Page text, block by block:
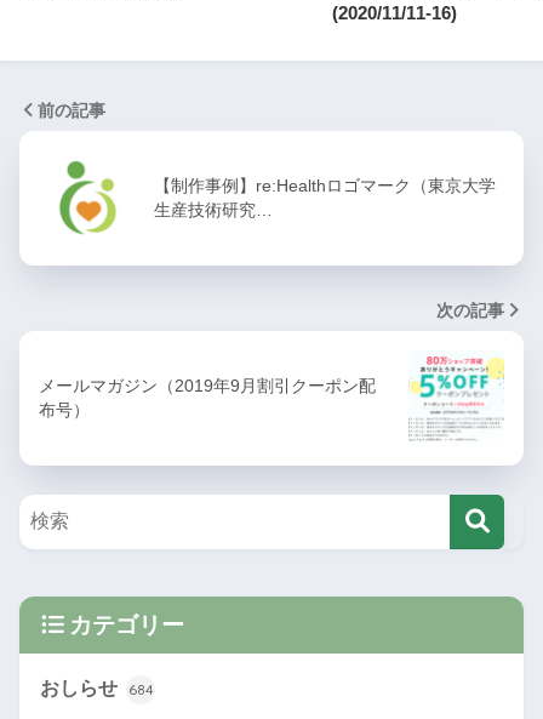
(2020/11/11-16)
前の記事
【制作事例】re:Healthロゴマーク（東京大学
生産技術研究…
次の記事
メールマガジン（2019年9月割引クーポン配
布号）
カテゴリー
おしらせ 684